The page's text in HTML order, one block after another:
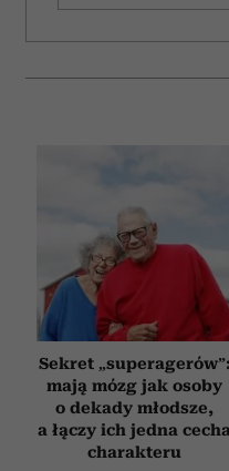
Sekret „superagerów”:
mają mózg jak osoby
o dekady młodsze,
a łączy ich jedna cecha
charakteru